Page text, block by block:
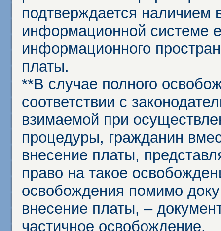
подтверждается наличием
информационной системе
информационного
платы.
**В случае полного
соответствии с
взимаемой при
процедуры, гражданин
внесение платы,
право на такое
освобождения помимо
внесение платы, –
частичное освобождение.